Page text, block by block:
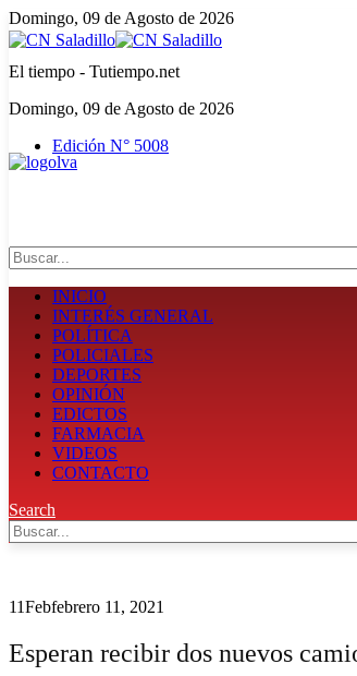
Domingo, 09 de Agosto de 2026
El tiempo - Tutiempo.net
Domingo, 09 de Agosto de 2026
Edición N° 5008
INICIO
INTERÉS GENERAL
POLÍTICA
POLICIALES
DEPORTES
OPINIÓN
EDICTOS
FARMACIA
VIDEOS
CONTACTO
Search
11Febfebrero 11, 2021
Esperan recibir dos nuevos